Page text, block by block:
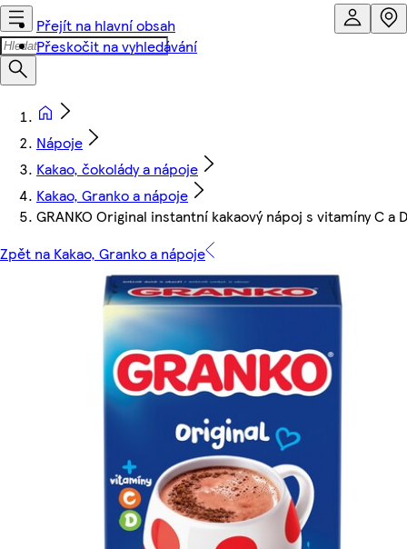
Přejít na hlavní obsah
Přeskočit na vyhledávání
Nápoje
Kakao, čokolády a nápoje
Kakao, Granko a nápoje
GRANKO Original instantní kakaový nápoj s vitamíny C a
Zpět na Kakao, Granko a nápoje